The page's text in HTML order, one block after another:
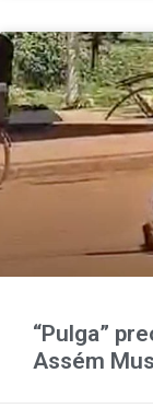
“Pulga”
Assém